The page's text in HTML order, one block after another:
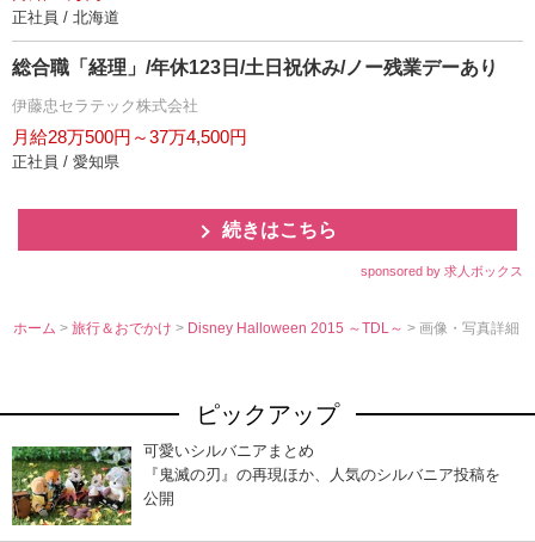
正社員 / 北海道
総合職「経理」/年休123日/土日祝休み/ノー残業デーあり
伊藤忠セラテック株式会社
月給28万500円～37万4,500円
正社員 / 愛知県
続きはこちら
sponsored by 求人ボックス
ホーム >旅行＆おでかけ> Disney Halloween 2015 ～TDL～> 画像・写真詳細
ピックアップ
可愛いシルバニアまとめ
『鬼滅の刃』の再現ほか、人気のシルバニア投稿を
公開